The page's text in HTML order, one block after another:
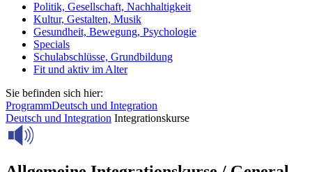
Politik, Gesellschaft, Nachhaltigkeit
Kultur, Gestalten, Musik
Gesundheit, Bewegung, Psychologie
Specials
Schulabschlüsse, Grundbildung
Fit und aktiv im Alter
Sie befinden sich hier:
ProgrammDeutsch und Integration
Deutsch und Integration Integrationskurse